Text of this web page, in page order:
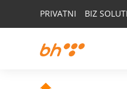
PRIVATNI BIZ